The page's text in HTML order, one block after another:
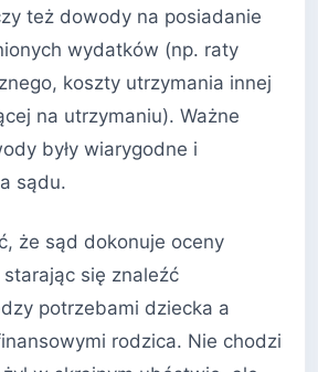
też dowody na posiadanie
wydatków (np. raty
koszty utrzymania innej
na utrzymaniu). Ważne
były wiarygodne i
sądu.
że sąd dokonuje oceny
starając się znaleźć
potrzebami dziecka a
rodzica. Nie chodzi